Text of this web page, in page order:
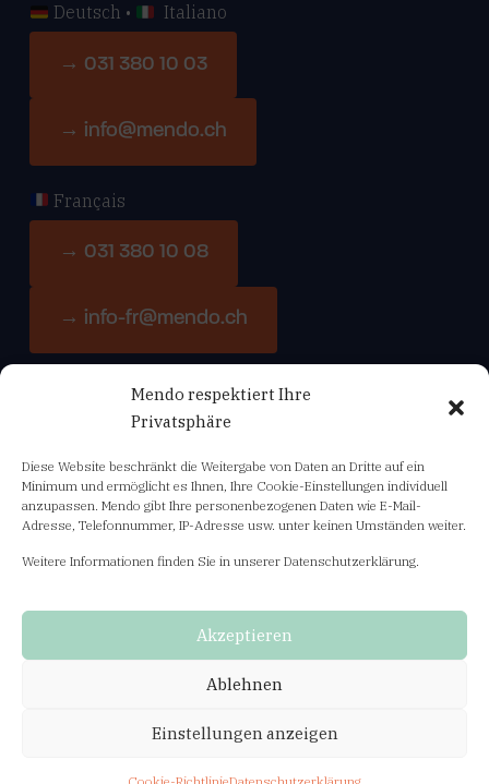
Mendo respektiert Ihre
Privatsphäre
Diese Website beschränkt die Weitergabe von Daten an Dritte auf ein
Minimum und ermöglicht es Ihnen, Ihre Cookie-Einstellungen individuell
anzupassen. Mendo gibt Ihre personenbezogenen Daten wie E-Mail-
Adresse, Telefonnummer, IP-Adresse usw. unter keinen Umständen weiter.
Weitere Informationen finden Sie in unserer Datenschutzerklärung.
Akzeptieren
Ablehnen
Einstellungen anzeigen
Deutsch • Italiano
→ 031 380 10 03
→ info@mendo.ch
Français
→ 031 380 10 08
→ info-fr@mendo.ch
Navigation
Bildungsangebot
Abo Fachnews mendo-info
Datenschutzerklärung
General terms and conditions